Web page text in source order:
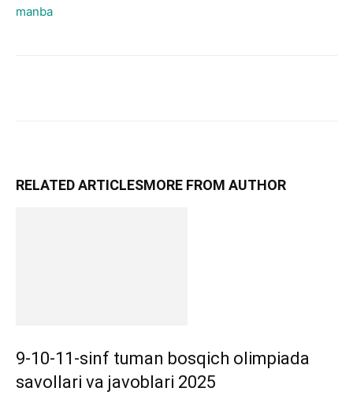
manba
RELATED ARTICLESMORE FROM AUTHOR
9-10-11-sinf tuman bosqich olimpiada
savollari va javoblari 2025